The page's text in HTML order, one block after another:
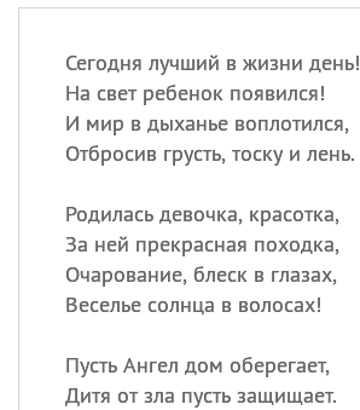
Сегодня лучший в жизни день!
На свет ребенок появился!
И мир в дыханье воплотился,
Отбросив грусть, тоску и лень.
Родилась девочка, красотка,
За ней прекрасная походка,
Очарование, блеск в глазах,
Веселье солнца в волосах!
Пусть Ангел дом оберегает,
Дитя от зла пусть защищает.